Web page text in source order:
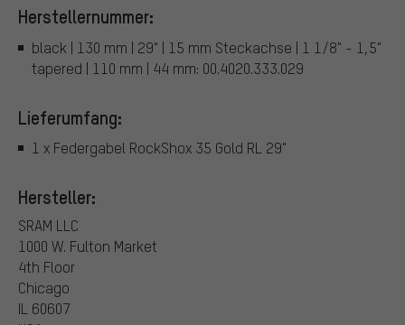
Herstellernummer:
black | 130 mm | 29" | 15 mm Steckachse | 1 1/8" - 1,5"
tapered | 110 mm | 44 mm: 00.4020.333.029
Lieferumfang:
1 x Federgabel RockShox 35 Gold RL 29"
Hersteller:
SRAM LLC
1000 W. Fulton Market
4th Floor
Chicago
IL 60607